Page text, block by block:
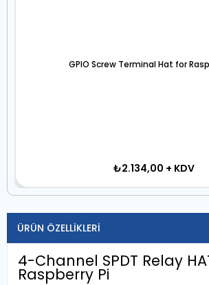
GPIO Screw Terminal Hat for
₺2.134,00 + KDV
ÜRÜN ÖZELLIKLERI
4-Channel SPDT Relay
Raspberry Pi